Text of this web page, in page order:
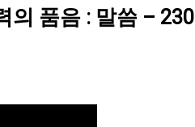
의 품음 : 말씀 – 230